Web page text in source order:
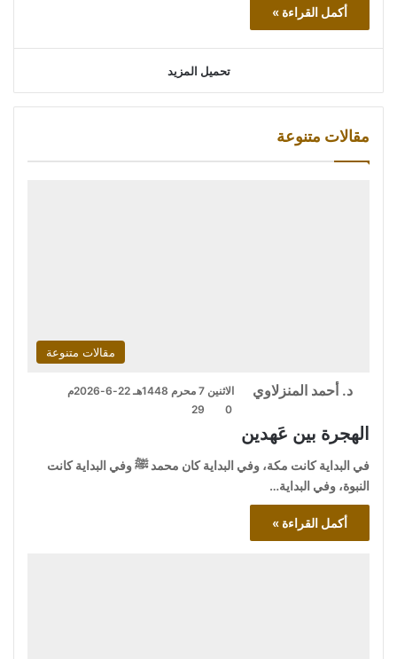
أكمل القراءة »
تحميل المزيد
مقالات متنوعة
مقالات متنوعة
د. أحمد المنزلاوي
الاثنين 7 محرم 1448هـ 22-6-2026م
0
29
الهجرة بين عَهدين
في البداية كانت مكة، وفي البداية كان محمد ﷺ وفي البداية كانت
النبوة، وفي البداية…
أكمل القراءة »